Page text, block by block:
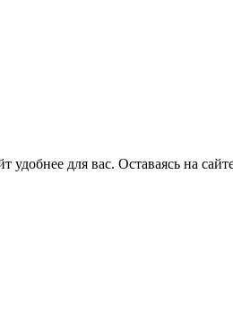
удобнее для вас. Оставаясь на